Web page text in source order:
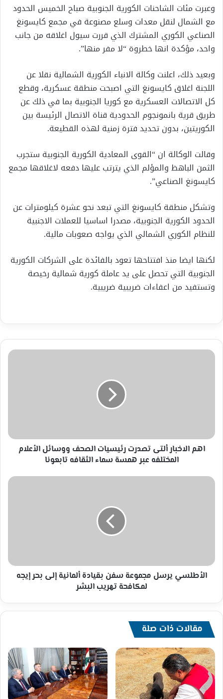
وعبرت مئات الشاحنات الكورية الجنوبية صباح الخميس الحدود
مع الشمال لنقل معدات وسلع مصنوعة في مجمع كايسونغ
الصناعي الكوري المشترك الذي قررت سيول اغلاقه من جانب
واحد، مؤكدة انها خطروة “لا مفر منها”.
وبعيد ذلك، اعلنت وكالة الانباء الكورية الشمالية نقلا عن
اللجنة اغلاق كايسونغ التي اصبحت منطقة عسكرية، وقطع
كل الاتصالات العسكرية مع كوريا الجنوبية بما في ذلك عن
طريق قرية بانمونجوم الحدودية قناة الاتصال الرئيسة بين
الكوريتين، بدون تحديد فترة زمنية لهذه القطيعة.
وقالت الوكالة ان “القوى المعادية الكورية الجنوبية ستجرب
الثمن الباهظ والمؤلم الذي يترتب عليها دفعه لاغلاقها مجمع
كايسونغ الصناعي”.
وتشكل منطقة كايسونغ التي تبعد نحو عشرة كيلومترات عن
الحدود الكورية الجنوبية، مصدرا اساسيا للعملات الاجنبية
للنظام الكوري الشمالي الذي يواجه صعوبات مالية.
لكنها ايضا منذ افتتاحها تعود بالفائدة على الشركات الكورية
الجنوبية التي تحصل على يد عاملة كورية شمالية رخيصة
وتستفيد من اعفاءات ضريبية ضريبية.
اهم
المختلفه
الثقافه
اهم الاخبار ألتى تصدرت رئيسيات الصحف ووسائل الأعلام
المختلفه عبر همسة سماء الثقافه تابعونا
الأطلسي
إيجه
لمكافحة
الأطلسي يرسل مجموعة سفن بقيادة ألمانية إلى بحر إيجه
لمكافحة تهريب البشر
مقالات ذات صلة